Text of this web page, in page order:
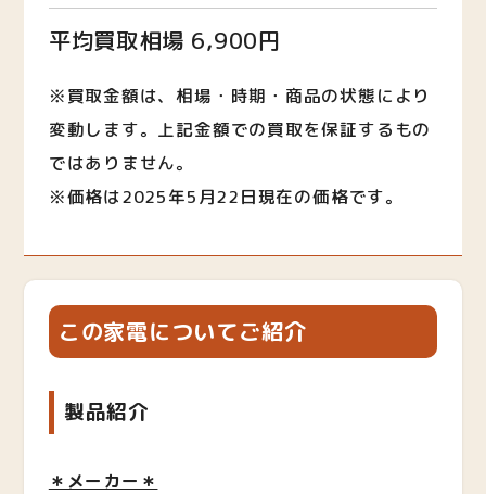
平均買取相場 6,900円
※買取金額は、相場・時期・商品の状態により
変動します。上記金額での買取を保証するもの
ではありません。
※価格は2025年5月22日現在の価格です。
この家電についてご紹介
製品紹介
＊メーカー＊